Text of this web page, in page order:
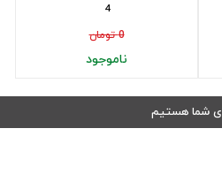
4
0 تومان
ناموجود